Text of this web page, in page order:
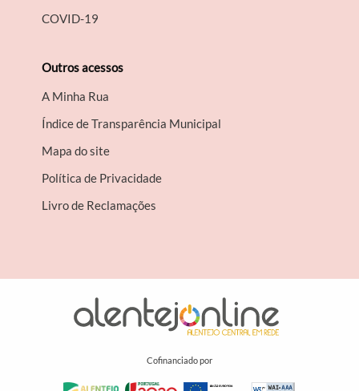
COVID-19
Outros acessos
A Minha Rua
Índice de Transparência Municipal
Mapa do site
Política de Privacidade
Livro de Reclamações
Cofinanciado por